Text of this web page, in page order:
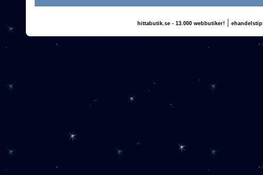
hittabutik.se - 13.000 webbutiker!|